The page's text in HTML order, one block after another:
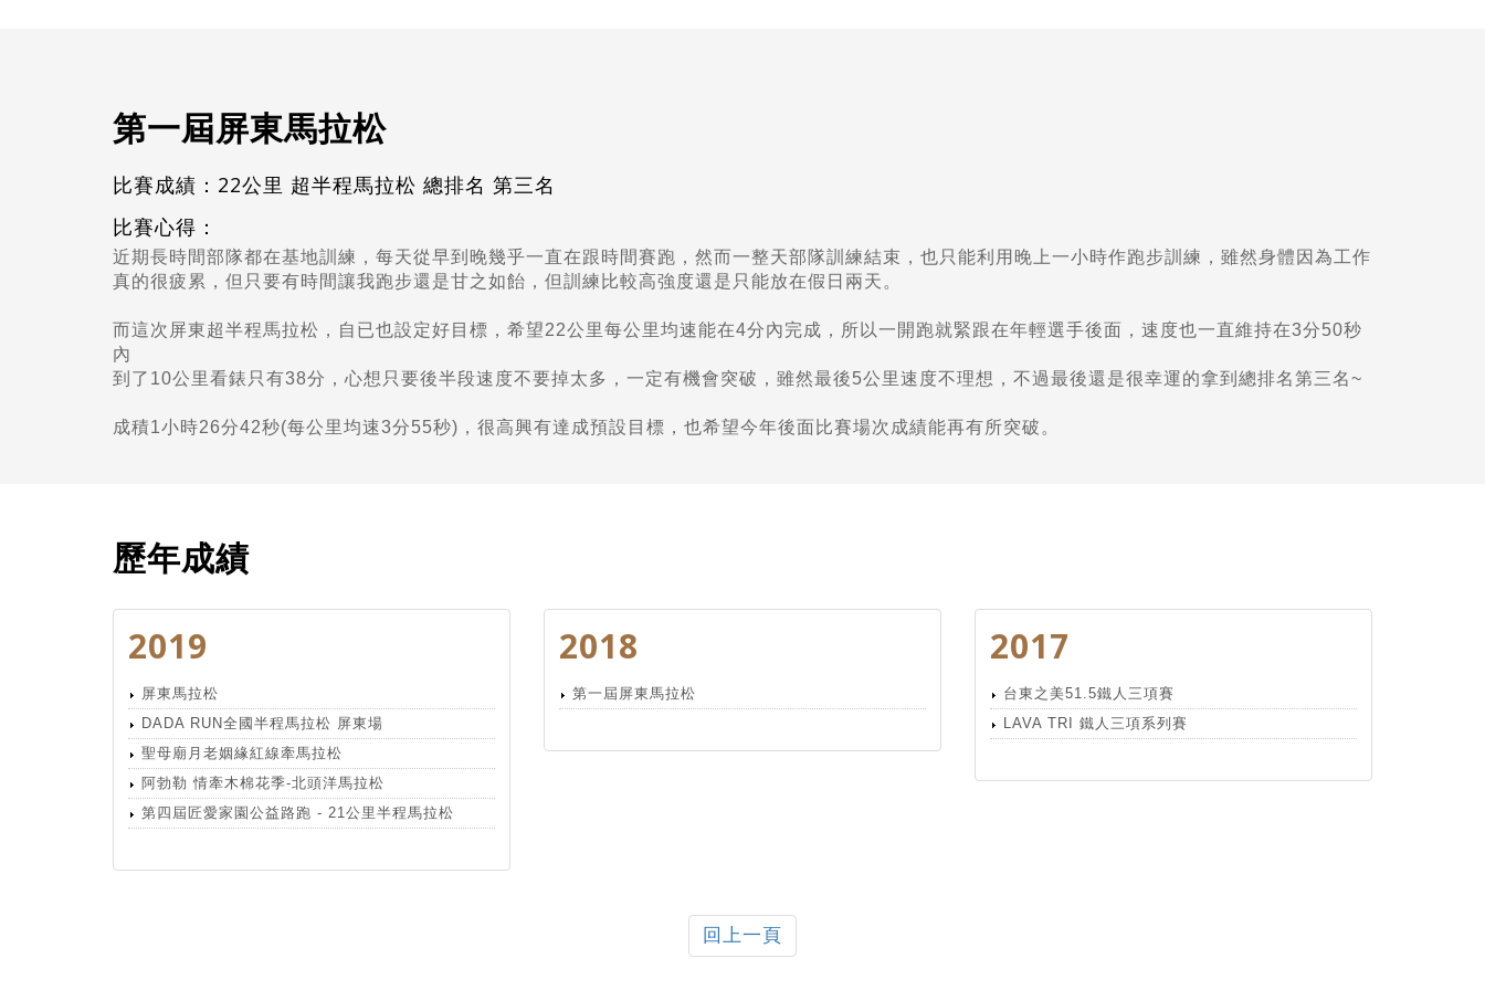
第一屆屏東馬拉松
比賽成績：22公里 超半程馬拉松 總排名 第三名
比賽心得：
近期長時間部隊都在基地訓練，每天從早到晚幾乎一直在跟時間賽跑，然而一整天部隊訓練結束，也只能利用晚上一小時作跑步訓練，雖然身體因為工作
真的很疲累，但只要有時間讓我跑步還是甘之如飴，但訓練比較高強度還是只能放在假日兩天。
而這次屏東超半程馬拉松，自已也設定好目標，希望22公里每公里均速能在4分內完成，所以一開跑就緊跟在年輕選手後面，速度也一直維持在3分50秒
內
到了10公里看錶只有38分，心想只要後半段速度不要掉太多，一定有機會突破，雖然最後5公里速度不理想，不過最後還是很幸運的拿到總排名第三名~
成積1小時26分42秒(每公里均速3分55秒)，很高興有達成預設目標，也希望今年後面比賽場次成績能再有所突破。
歷年成績
2019
屏東馬拉松
DADA RUN全國半程馬拉松 屏東場
聖母廟月老姻緣紅線牽馬拉松
阿勃勒 情牽木棉花季-北頭洋馬拉松
第四屆匠愛家園公益路跑 - 21公里半程馬拉松
2018
第一屆屏東馬拉松
2017
台東之美51.5鐵人三項賽
LAVA TRI 鐵人三項系列賽
回上一頁